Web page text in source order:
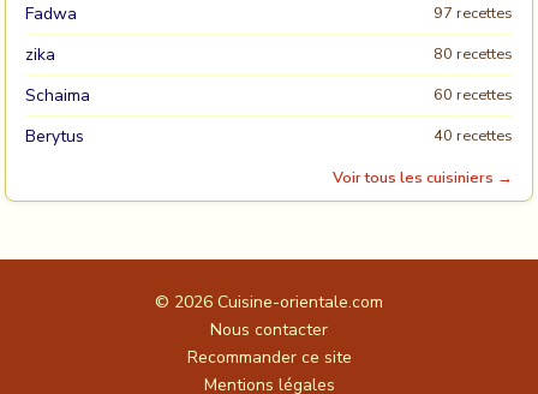
Fadwa 97 recettes
zika 80 recettes
Schaima 60 recettes
Berytus
40 recettes
Voir tous les cuisiniers →
© 2026 Cuisine-orientale.com
Nous contacter
Recommander ce site
Mentions légales